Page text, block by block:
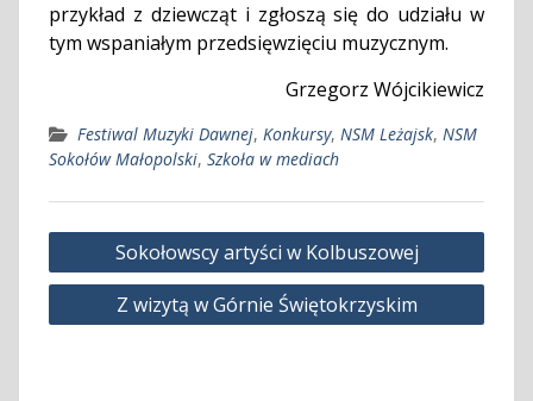
przykład z dziewcząt i zgłoszą się do udziału w
tym wspaniałym przedsięwzięciu muzycznym.
Grzegorz Wójcikiewicz
Festiwal Muzyki Dawnej, Konkursy, NSM Leżajsk, NSM
Sokołów Małopolski, Szkoła w mediach
Nawigacja
wpisu
Sokołowscy artyści w Kolbuszowej
Z wizytą w Górnie Świętokrzyskim